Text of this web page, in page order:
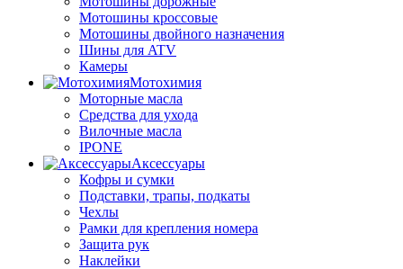
Мотошины кроссовые
Мотошины двойного назначения
Шины для ATV
Камеры
Мотохимия
Моторные масла
Средства для ухода
Вилочные масла
IPONE
Аксессуары
Кофры и сумки
Подставки, трапы, подкаты
Чехлы
Рамки для крепления номера
Защита рук
Наклейки